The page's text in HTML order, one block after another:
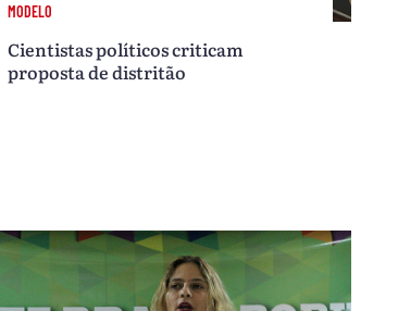
MODELO
Cientistas políticos criticam
proposta de distritão